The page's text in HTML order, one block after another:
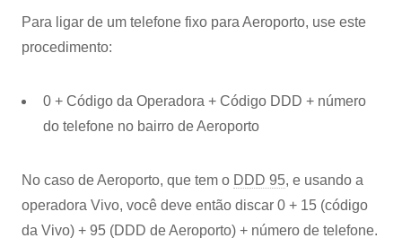
Para ligar de um telefone fixo para Aeroporto, use este
procedimento:
0 + Código da Operadora + Código DDD + número
do telefone no bairro de Aeroporto
No caso de Aeroporto, que tem o DDD 95, e usando a
operadora Vivo, você deve então discar 0 + 15 (código
da Vivo) + 95 (DDD de Aeroporto) + número de telefone.